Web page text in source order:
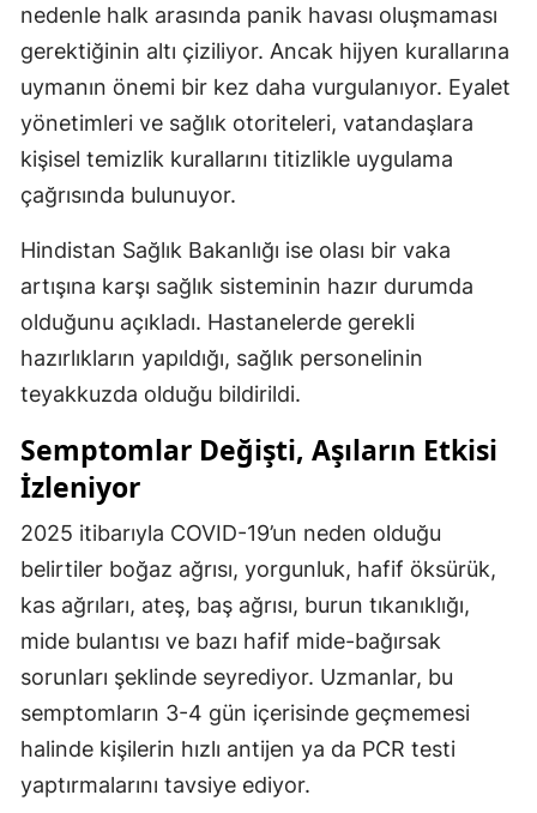
Manisa
Kahramanmaraş
Mardin
Muğla
Nevşehir
Niğde
Ordu
Rize
Sakarya
Sinop
Sivas
Tekirdağ
Tokat
Trabzon
nedenle halk arasında panik havası oluşmaması
gerektiğinin altı çiziliyor. Ancak hijyen kurallarına
uymanın önemi bir kez daha vurgulanıyor. Eyalet
yönetimleri ve sağlık otoriteleri, vatandaşlara
kişisel temizlik kurallarını titizlikle uygulama
çağrısında bulunuyor.
Hindistan Sağlık Bakanlığı ise olası bir vaka
artışına karşı sağlık sisteminin hazır durumda
olduğunu açıkladı. Hastanelerde gerekli
hazırlıkların yapıldığı, sağlık personelinin
teyakkuzda olduğu bildirildi.
Semptomlar Değişti, Aşıların Etkisi
İzleniyor
2025 itibarıyla COVID-19’un neden olduğu
belirtiler boğaz ağrısı, yorgunluk, hafif öksürük,
kas ağrıları, ateş, baş ağrısı, burun tıkanıklığı,
mide bulantısı ve bazı hafif mide-bağırsak
sorunları şeklinde seyrediyor. Uzmanlar, bu
semptomların 3-4 gün içerisinde geçmemesi
halinde kişilerin hızlı antijen ya da PCR testi
yaptırmalarını tavsiye ediyor.